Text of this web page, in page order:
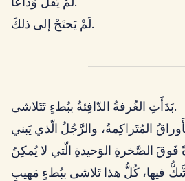
لَمْ يَقُلْ وَداعًا.
لَمْ يَحتَجْ إلى ذلكَ.
بَدَأَتِ الغُرفةُ الدّافِئةُ ببُطءٍ تَتَلاشى.
المُتَراكِمةُ، والرَّجُلُ الّذي يَبني
الصَّخرةِ الوَحيدةِ الّتي لا يُمكِنُ